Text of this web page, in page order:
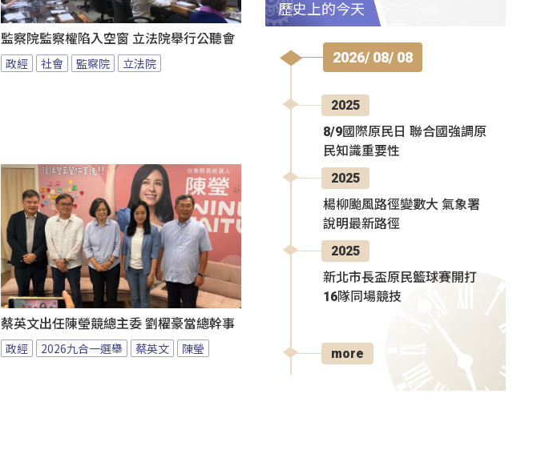
監察院監察權陷入空窗 立法院舉行公聽會
政經 社會 監察院 立法院
蔡英文出任陳瑩競總主委 劉櫂豪當總幹事
政經 2026九合一選舉 蔡英文 陳瑩
歷史上的今天
2026/ 08/ 08
2025
8/9國際原民日 聯合國強調原
民知識重要性
2025
楊柳颱風路徑變數大 氣象署
說明最新路徑
2025
新北市長盃原民籃球賽開打
16隊同場競技
more